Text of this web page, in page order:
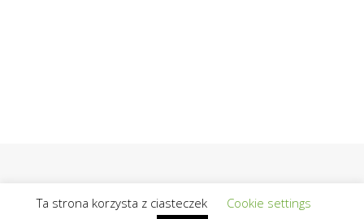
Ta strona korzysta z ciasteczek Cookie settings